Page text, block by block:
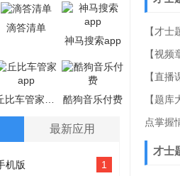
滴答清单
神马搜索app
酷狗音乐付费
最新应用
1
机版
【才
【视
【直
【题
点掌握
才士